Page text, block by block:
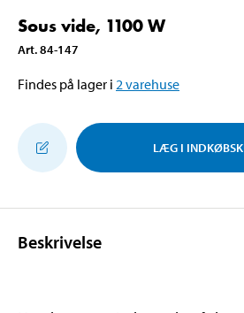
Sous vide, 1100 W
Art.84-147
Findes på lager i 2 varehuse
LÆG I
Beskrivelse